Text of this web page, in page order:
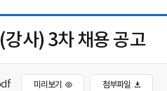
사) 3차 채용 공고
미리보기 첨부파일